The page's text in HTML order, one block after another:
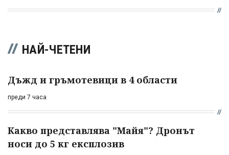
НАЙ-ЧЕТЕНИ
Дъжд и гръмотевици в 4 области
преди 7 часа
Какво представлява "Майя"? Дронът
носи до 5 кг експлозив